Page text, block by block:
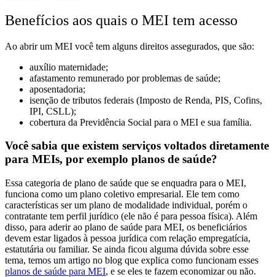
Benefícios aos quais o MEI tem acesso
Ao abrir um MEI você tem alguns direitos assegurados, que são:
auxílio maternidade;
afastamento remunerado por problemas de saúde;
aposentadoria;
isenção de tributos federais (Imposto de Renda, PIS, Cofins,
IPI, CSLL);
cobertura da Previdência Social para o MEI e sua família.
Você sabia que existem serviços voltados diretamente
para MEIs, por exemplo planos de saúde?
Essa categoria de plano de saúde que se enquadra para o MEI,
funciona como um plano coletivo empresarial. Ele tem como
características ser um plano de modalidade individual, porém o
contratante tem perfil jurídico (ele não é para pessoa física). Além
disso, para aderir ao plano de saúde para MEI, os beneficiários
devem estar ligados à pessoa jurídica com relação empregatícia,
estatutária ou familiar. Se ainda ficou alguma dúvida sobre esse
tema, temos um artigo no blog que explica como funcionam esses
planos de saúde para MEI, e se eles te fazem economizar ou não.